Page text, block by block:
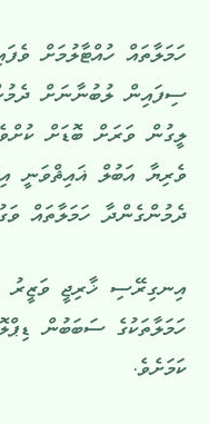
ހަމަލާތައް ހުއްޓާލުމަށް
ސިފައިން ލުބުނާނަށް
ލީގުން ވަރަށް ބޮޑަށް
ވެރިޔާ އަބުލް ޣައިޘްވަނީ
ދެމުންގެންދާ ހަމަލާތައް
އިނގިރޭސި ޚާރިޖީ ވަޒީރު
ހަމަލާތަކުގެ ސަބަބުން
ކަމަށެވެ.